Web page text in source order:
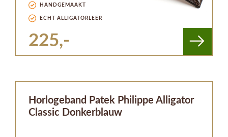
HANDGEMAAKT
ECHT ALLIGATORLEER
225,-
Horlogeband Patek Philippe Alligator
Classic Donkerblauw